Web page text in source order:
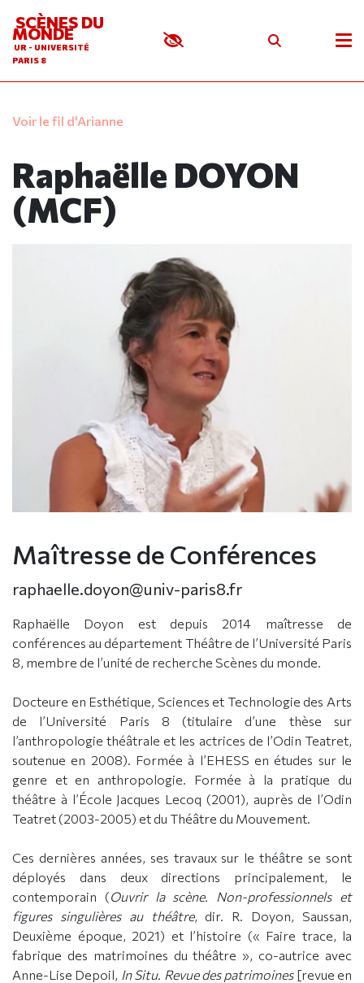
SCÈNES DU
MONDE
UR - UNIVERSITÉ
PARIS 8
Voir le fil d'Arianne
Raphaëlle DOYON
(MCF)
Maîtresse de Conférences
raphaelle.doyon@univ-paris8.fr
Raphaëlle Doyon est depuis 2014 maîtresse de
conférences au département Théâtre de l’Université Paris
8, membre de l’unité de recherche Scènes du monde.
Docteure en Esthétique, Sciences et Technologie des Arts
de l’Université Paris 8 (titulaire d’une thèse sur
l’anthropologie théâtrale et les actrices de l’Odin Teatret,
soutenue en 2008). Formée à l’EHESS en études sur le
genre et en anthropologie. Formée à la pratique du
théâtre à l’École Jacques Lecoq (2001), auprès de l’Odin
Teatret (2003-2005) et du Théâtre du Mouvement.
Ces dernières années, ses travaux sur le théâtre se sont
déployés dans deux directions principalement, le
contemporain (Ouvrir la scène. Non-professionnels et
figures singulières au théâtre, dir. R. Doyon, Saussan,
Deuxième époque, 2021) et l’histoire (« Faire trace, la
fabrique des matrimoines du théâtre », co-autrice avec
Anne-Lise Depoil, In Situ. Revue des patrimoines [revue en